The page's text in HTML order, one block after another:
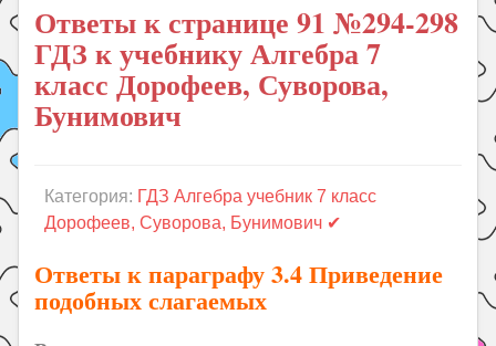
Книги
Рукоделие
Подготовка к школе
Уроки
Праздники
Летом!
Поиск
Ответы к странице 91 №294-298
ГДЗ к учебнику Алгебра 7
класс Дорофеев, Суворова,
Бунимович
Категория: ГДЗ Алгебра учебник 7 класс
Дорофеев, Суворова, Бунимович ✔
Ответы к параграфу 3.4 Приведение
подобных слагаемых